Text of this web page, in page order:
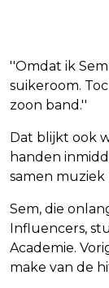
''Omdat ik
suikeroom.
zoon band.''
Dat blijkt ook
handen
samen muziek
Sem, die
Influencers,
Academie.
make van de